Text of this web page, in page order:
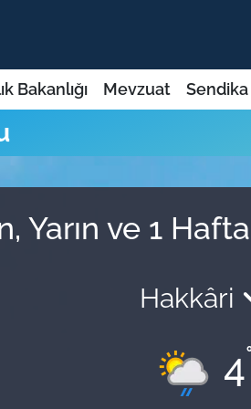
Bakanlığı Mevzuat Sendika
Yarın ve 1
Hakkâri
4